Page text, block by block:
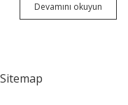
Devamını okuyun
Gümrük
Sitemap